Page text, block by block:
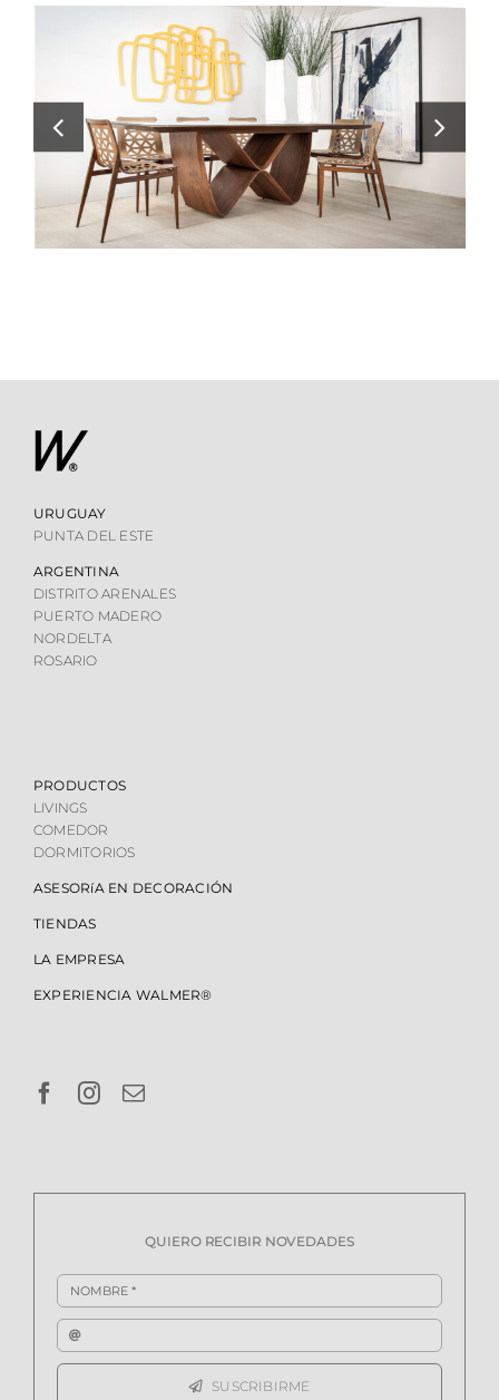
URUGUAY
PUNTA DEL ESTE
ARGENTINA
DISTRITO ARENALES
PUERTO MADERO
NORDELTA
ROSARIO
PRODUCTOS
LIVINGS
COMEDOR
DORMITORIOS
ASESORíA EN DECORACIÓN
TIENDAS
LA EMPRESA
EXPERIENCIA WALMER®
QUIERO RECIBIR NOVEDADES
SUSCRIBIRME